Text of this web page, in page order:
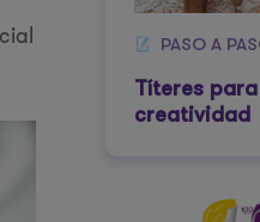
PASO A
Títeres
creatividad